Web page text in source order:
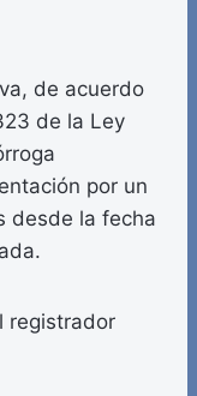
de acuerdo
de la Ley
por un
desde la fecha
registrador